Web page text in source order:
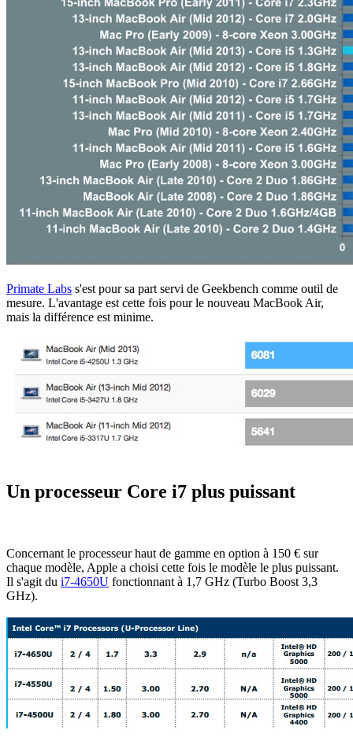
Primate Labs s'est pour sa part servi de Geekbench comme outil de
mesure. L'avantage est cette fois pour le nouveau MacBook Air,
mais la différence est minime.
Un processeur Core i7 plus puissant
Concernant le processeur haut de gamme en option à 150 € sur
chaque modèle, Apple a choisi cette fois le modèle le plus puissant.
Il s'agit du i7-4650U fonctionnant à 1,7 GHz (Turbo Boost 3,3
GHz).